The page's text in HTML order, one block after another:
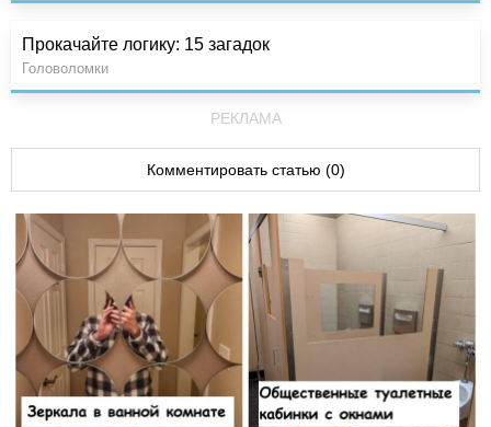
Прокачайте логику: 15 загадок
Головоломки
РЕКЛАМА
Комментировать статью (0)